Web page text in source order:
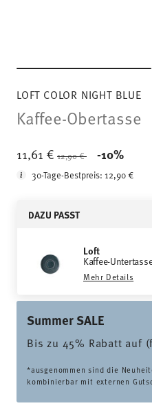
LOFT COLOR NIGHT BLUE
Kaffee-Obertasse
11,61 € Price reduced from
12,90 € -10%
30-Tage-Bestpreis:12,90 €
DAZU PASST
Loft
Kaffee-
Mehr Details
Summer SALE
Bis zu 45% Rabatt auf
*ausgenommen sind die
kombinierbar mit externen